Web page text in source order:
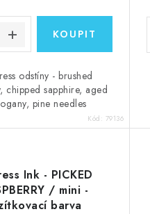
odstíny - brushed
chipped sapphire, aged
pine needles
Kód: 79136
Ink - PICKED
/ mini -
barva